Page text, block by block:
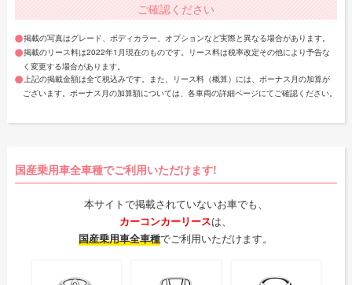
ご確認ください
掲載の写真はグレード、ボディカラー、オプションなど実際と異なる場合があります。
掲載のリース料は2022年1月現在のものです。リース料は税率改定その他により予告な
く変更する場合があります。
上記の掲載金額は全て税込みです。また、リース料（概算）には、ボーナス月の加算が
ございます。ボーナス月の加算額については、各車両の詳細ページにてご確認ください。
国産乗用車全車種でご利用いただけます!
本サイトで掲載されていないお車でも、
カーコンカーリースは、
国産乗用車全車種でご利用いただけます。